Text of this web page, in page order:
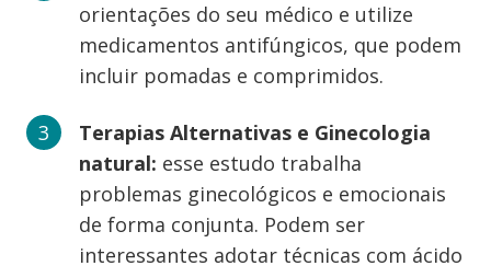
orientações do seu médico e utilize
medicamentos antifúngicos, que podem
incluir pomadas e comprimidos.
Terapias Alternativas e Ginecologia
natural: esse estudo trabalha
problemas ginecológicos e emocionais
de forma conjunta. Podem ser
interessantes adotar técnicas com ácido